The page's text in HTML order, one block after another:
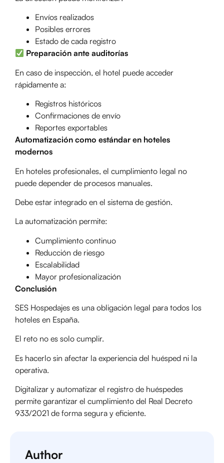
Envíos realizados
Posibles errores
Estado de cada registro
Preparación ante auditorías
En caso de inspección, el hotel puede acceder
rápidamente a:
Registros históricos
Confirmaciones de envío
Reportes exportables
Automatización como estándar en hoteles
modernos
En hoteles profesionales, el cumplimiento legal no
puede depender de procesos manuales.
Debe estar integrado en el sistema de gestión.
La automatización permite:
Cumplimiento continuo
Reducción de riesgo
Escalabilidad
Mayor profesionalización
Conclusión
SES Hospedajes es una obligación legal para todos los
hoteles en España.
El reto no es solo cumplir.
Es hacerlo sin afectar la experiencia del huésped ni la
operativa.
Digitalizar y automatizar el registro de huéspedes
permite garantizar el cumplimiento del Real Decreto
933/2021 de forma segura y eficiente.
Author